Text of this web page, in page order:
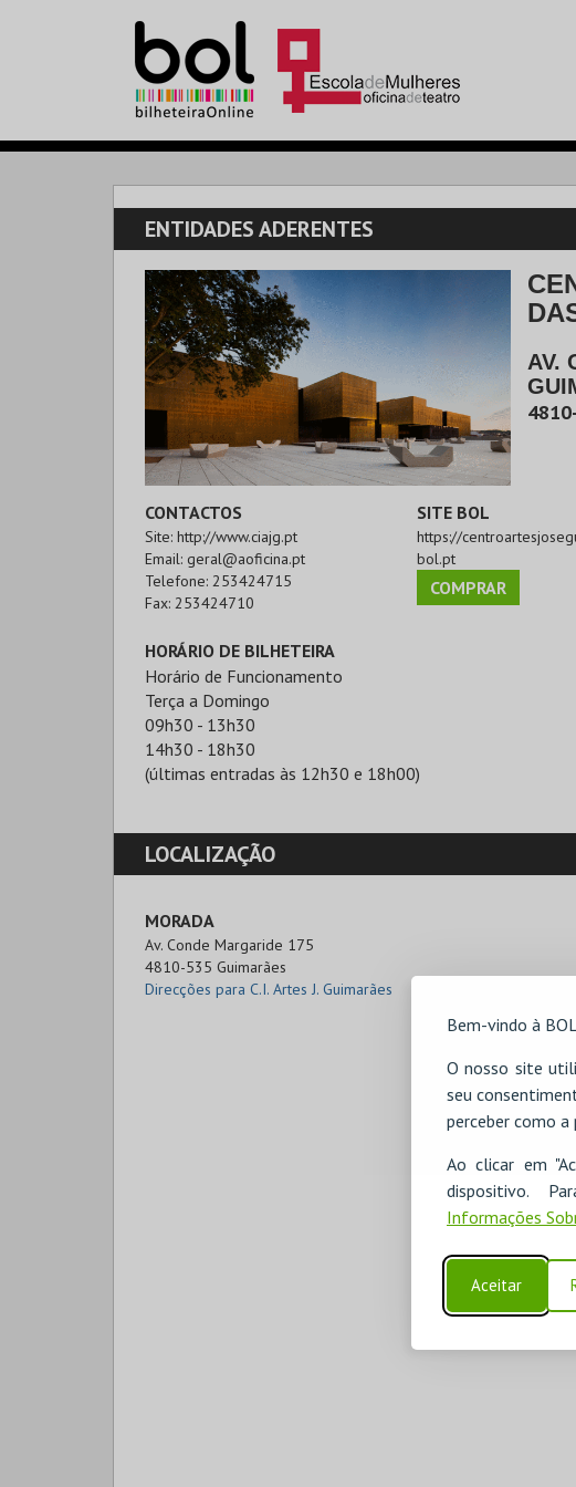
Bem-vindo à
O nosso site
seu
perceber como
Ao clicar em
dispositivo.
Informações
Aceitar
ENTIDADES ADERENTES
AV.
CONTACTOS
Site: http://www.ciajg.pt
Email: geral@aoficina.pt
Telefone: 253424715
Fax: 253424710
SITE BOL
https://
bol.pt
COMPRAR
HORÁRIO DE BILHETEIRA
Horário de Funcionamento
Terça a Domingo
09h30 - 13h30
14h30 - 18h30
(últimas entradas às 12h30 e 18h00)
LOCALIZAÇÃO
MORADA
Av. Conde Margaride 175
4810-535 Guimarães
Direcções para C.I. Artes J. Guimarães